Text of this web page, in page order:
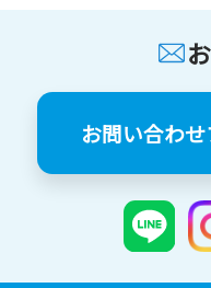
お問い合わ